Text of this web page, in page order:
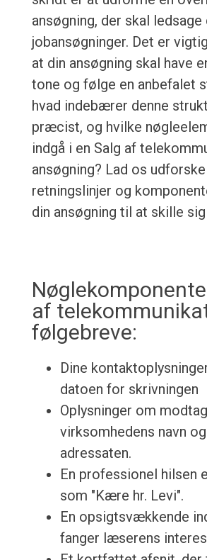
ansøgning, der skal ledsage
jobansøgninger. Det er
at din ansøgning skal have
tone og følge en anbefalet
hvad indebærer denne
præcist, og hvilke
indgå i en Salg af
ansøgning? Lad os
retningslinjer og
din ansøgning til at skille sig
af
følgebreve:
Dine
datoen for skrivningen
Oplysninger om
virksomhedens navn
adressaten.
En professionel hilsen
som "Kære hr. Levi".
En opsigtsvækkende
fanger læserens